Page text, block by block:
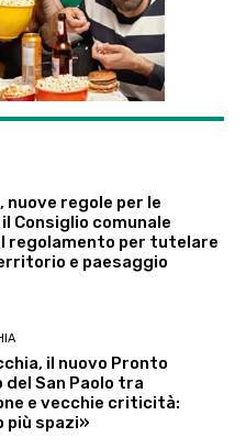
nuove regole per le
Consiglio comunale
regolamento per tutelare
e paesaggio
il nuovo Pronto
San Paolo tra
e vecchie criticità:
più spazi»